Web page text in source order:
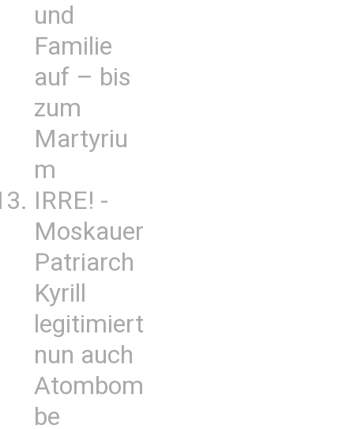
und
Familie
auf – bis
zum
Martyriu
m
IRRE! -
Moskauer
Patriarch
Kyrill
legitimiert
nun auch
Atombom
be